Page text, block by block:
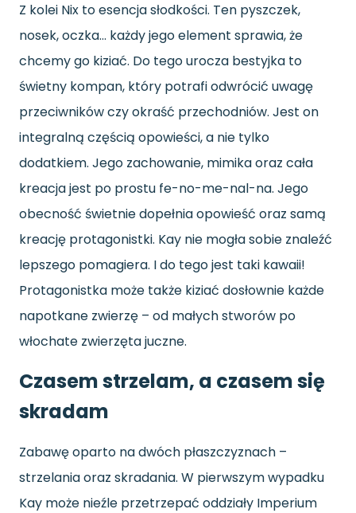
Z kolei Nix to esencja słodkości. Ten pyszczek,
nosek, oczka… każdy jego element sprawia, że
chcemy go kiziać. Do tego urocza bestyjka to
świetny kompan, który potrafi odwrócić uwagę
przeciwników czy okraść przechodniów. Jest on
integralną częścią opowieści, a nie tylko
dodatkiem. Jego zachowanie, mimika oraz cała
kreacja jest po prostu fe-no-me-nal-na. Jego
obecność świetnie dopełnia opowieść oraz samą
kreację protagonistki. Kay nie mogła sobie znaleźć
lepszego pomagiera. I do tego jest taki kawaii!
Protagonistka może także kiziać dosłownie każde
napotkane zwierzę – od małych stworów po
włochate zwierzęta juczne.
Czasem strzelam, a czasem się
skradam
Zabawę oparto na dwóch płaszczyznach –
strzelania oraz skradania. W pierwszym wypadku
Kay może nieźle przetrzepać oddziały Imperium